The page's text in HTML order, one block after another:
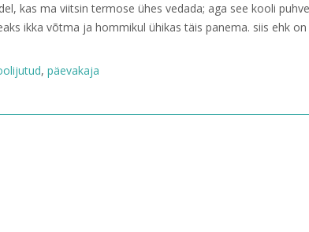
kas ma viitsin termose ühes vedada; aga see kooli
ikka võtma ja hommikul ühikas täis panema. siis ehk
, päevakaja